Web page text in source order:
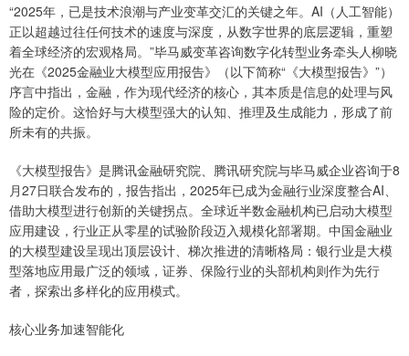
“2025年，已是技术浪潮与产业变革交汇的关键之年。AI（人工智能）
正以超越过往任何技术的速度与深度，从数字世界的底层逻辑，重塑
着全球经济的宏观格局。”毕马威变革咨询数字化转型业务牵头人柳晓
光在《2025金融业大模型应用报告》（以下简称“《大模型报告》”）
序言中指出，金融，作为现代经济的核心，其本质是信息的处理与风
险的定价。这恰好与大模型强大的认知、推理及生成能力，形成了前
所未有的共振。
《大模型报告》是腾讯金融研究院、腾讯研究院与毕马威企业咨询于8
月27日联合发布的，报告指出，2025年已成为金融行业深度整合AI、
借助大模型进行创新的关键拐点。全球近半数金融机构已启动大模型
应用建设，行业正从零星的试验阶段迈入规模化部署期。中国金融业
的大模型建设呈现出顶层设计、梯次推进的清晰格局：银行业是大模
型落地应用最广泛的领域，证券、保险行业的头部机构则作为先行
者，探索出多样化的应用模式。
核心业务加速智能化